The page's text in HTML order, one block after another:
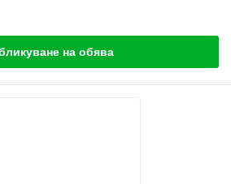
на обява